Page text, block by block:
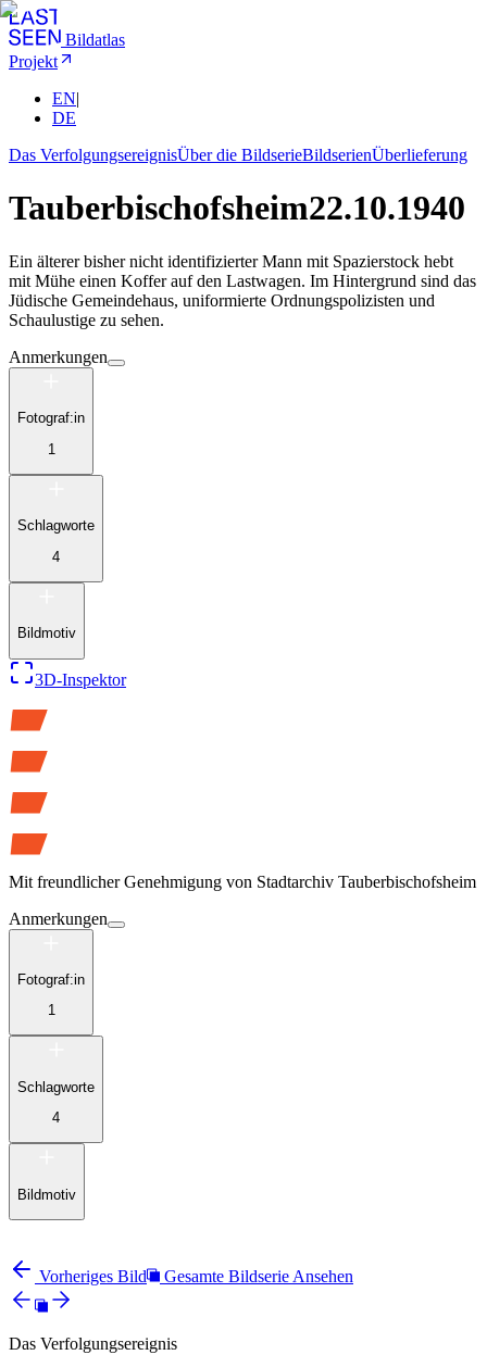
Bildatlas
Projekt
EN|
DE
Das VerfolgungsereignisÜber die BildserieBildserienÜberlieferung
Tauberbischofsheim22.10.1940
Ein älterer bisher nicht identifizierter Mann mit Spazierstock hebt
mit Mühe einen Koffer auf den Lastwagen. Im Hintergrund sind das
Jüdische Gemeindehaus, uniformierte Ordnungspolizisten und
Schaulustige zu sehen.
Anmerkungen
Fotograf:in
1
Schlagworte
4
Bildmotiv
3D-Inspektor
Mit freundlicher Genehmigung von Stadtarchiv Tauberbischofsheim
Anmerkungen
Fotograf:in
1
Schlagworte
4
Bildmotiv
Vorheriges Bild Gesamte Bildserie Ansehen
Das Verfolgungsereignis